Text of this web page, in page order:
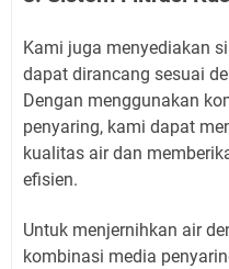
Kami juga menyediakan
dapat dirancang sesuai
Dengan menggunakan
penyaring, kami dapat
kualitas air dan
efisien.
Untuk menjernihkan air
kombinasi media